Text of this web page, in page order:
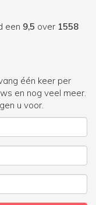
een 9,5 over 1558
één keer per
en nog veel meer.
u voor.